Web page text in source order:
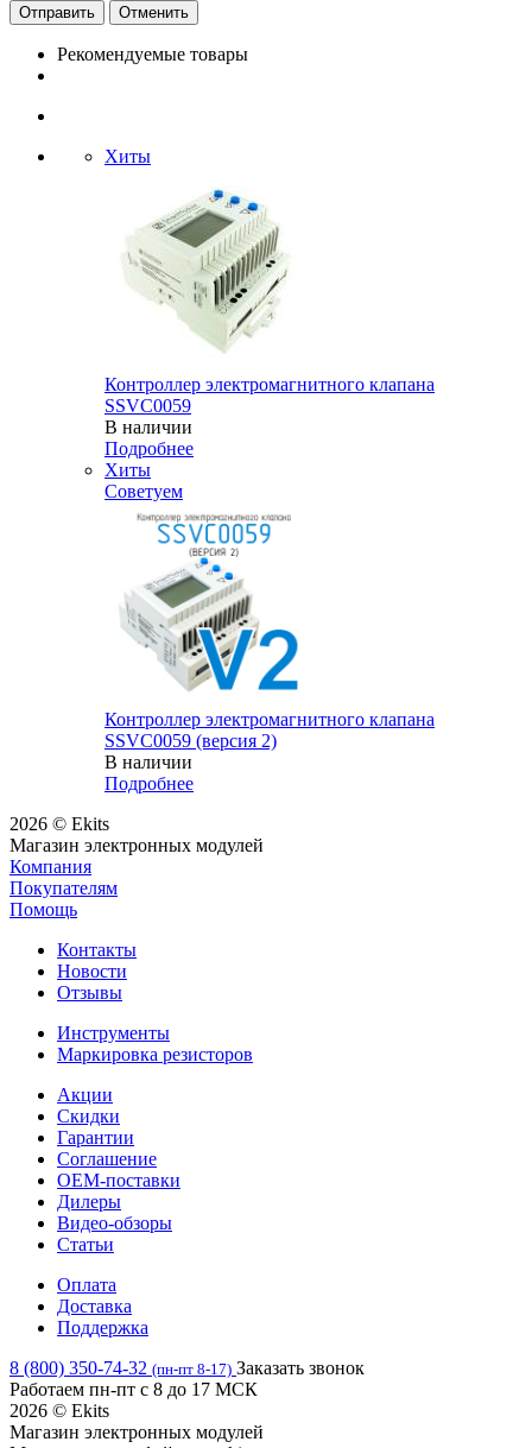
Отменить
Рекомендуемые товары
Хиты
Контроллер электромагнитного клапана
SSVC0059
В наличии
Подробнее
Хиты
Советуем
Контроллер электромагнитного клапана
SSVC0059 (версия 2)
В наличии
Подробнее
2026 © Ekits
Магазин электронных модулей
Компания
Покупателям
Помощь
Контакты
Новости
Отзывы
Инструменты
Маркировка резисторов
Акции
Скидки
Гарантии
Соглашение
OEM-поставки
Дилеры
Видео-обзоры
Статьи
Оплата
Доставка
Поддержка
8 (800) 350-74-32 (пн-пт 8-17) Заказать звонок
Работаем пн-пт с 8 до 17 МСК
2026 © Ekits
Магазин электронных модулей